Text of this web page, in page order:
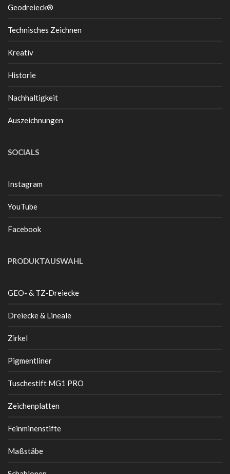
Geodreieck®
Technisches Zeichnen
Kreativ
Historie
Nachhaltigkeit
Auszeichnungen
SOCIALS
Instagram
YouTube
Facebook
PRODUKTAUSWAHL
GEO- & TZ-Dreiecke
Dreiecke & Lineale
Zirkel
Pigmentliner
Tuschestift MG1 PRO
Zeichenplatten
Feinminenstifte
Maßstäbe